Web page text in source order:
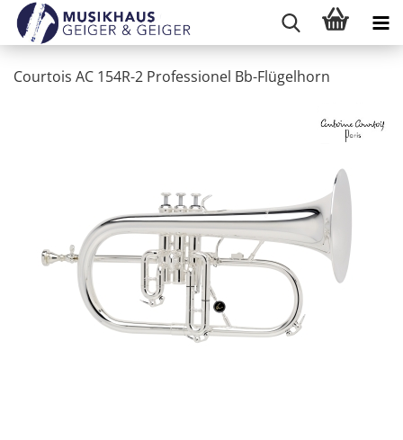
Courtois AC 154R-2 Professionel Bb-Flügelhorn